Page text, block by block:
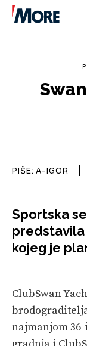
SPORT
PLOVIDBA
SPIZA
SHOP
PIŠE: A-IGOR
Sportska
predstavila
kojeg je
ClubSwan
najmanjom